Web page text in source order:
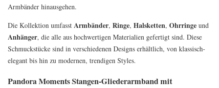
Armbänder hinausgehen.
Die Kollektion umfasst Armbänder, Ringe, Halsketten, Ohrringe und
Anhänger, die alle aus hochwertigen Materialien gefertigt sind. Diese
Schmuckstücke sind in verschiedenen Designs erhältlich, von klassisch-
elegant bis hin zu modernen, trendigen Styles.
Pandora Moments Stangen-Gliederarmband mit